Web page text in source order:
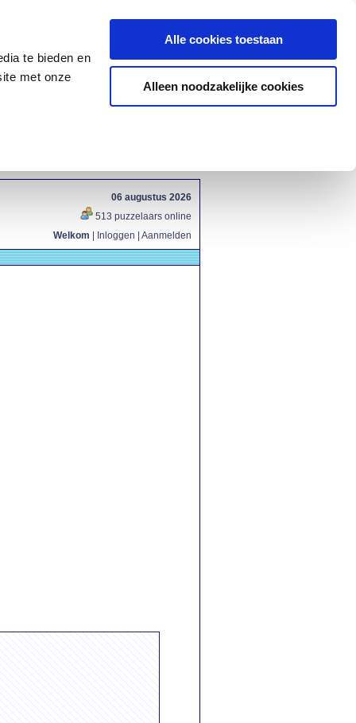
te bieden en
met onze
Alle cookies toestaan
Alleen noodzakelijke cookies
06 augustus 2026
513 puzzelaars online
Welkom
Inloggen Aanmelden